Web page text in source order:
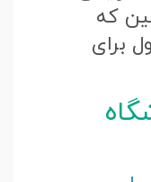
که
برای